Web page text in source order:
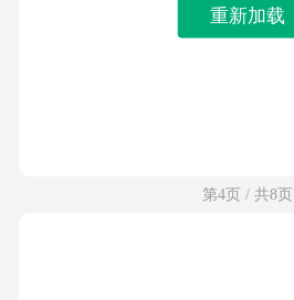
重新加载
第4页 / 共8页